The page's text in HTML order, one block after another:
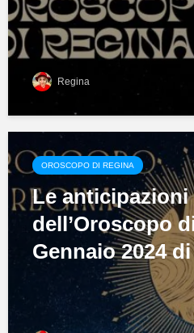
Regina
OROSCOPO DI REGINA
Le anticipazioni
dell’Oroscopo
Gennaio 2024